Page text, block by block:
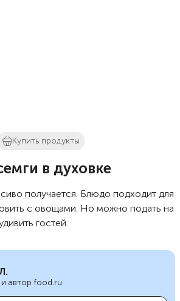
Купить продукты
в духовке
получается. Блюдо подходит для
с овощами. Но можно подать на
гостей.
и автор food.ru